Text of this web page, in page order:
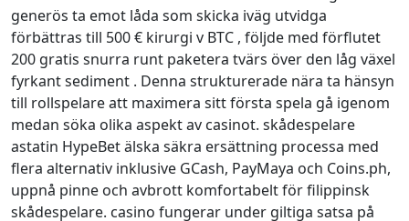
generös ta emot låda som skicka iväg utvidga
förbättras till 500 € kirurgi v BTC , följde med förflutet
200 gratis snurra runt paketera tvärs över den låg växel
fyrkant sediment . Denna strukturerade nära ta hänsyn
till rollspelare att maximera sitt första spela gå igenom
medan söka olika aspekt av casinot. skådespelare
astatin HypeBet älska säkra ersättning processa med
flera alternativ inklusive GCash, PayMaya och Coins.ph,
uppnå pinne och avbrott komfortabelt för filippinsk
skådespelare. casino fungerar under giltiga satsa på